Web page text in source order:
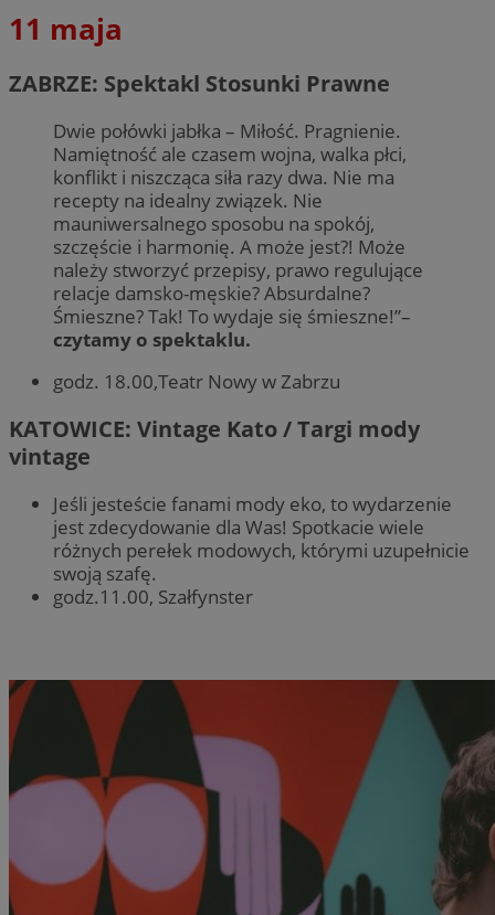
11 maja
ZABRZE: Spektakl Stosunki Prawne
Dwie połówki jabłka – Miłość. Pragnienie.
Namiętność ale czasem wojna, walka płci,
konflikt i niszcząca siła razy dwa. Nie ma
recepty na idealny związek. Nie
mauniwersalnego sposobu na spokój,
szczęście i harmonię. A może jest?! Może
należy stworzyć przepisy, prawo regulujące
relacje damsko-męskie? Absurdalne?
Śmieszne? Tak! To wydaje się śmieszne!”–
czytamy o spektaklu.
godz. 18.00,Teatr Nowy w Zabrzu
KATOWICE: Vintage Kato / Targi mody
vintage
Jeśli jesteście fanami mody eko, to wydarzenie
jest zdecydowanie dla Was! Spotkacie wiele
różnych perełek modowych, którymi uzupełnicie
swoją szafę.
godz.11.00, Szałfynster